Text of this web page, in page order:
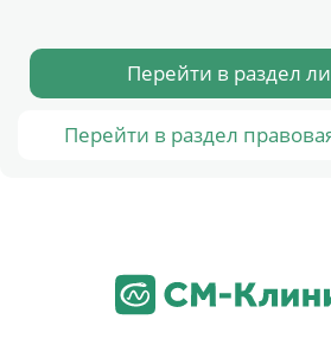
Перейти в раздел
Перейти в раздел